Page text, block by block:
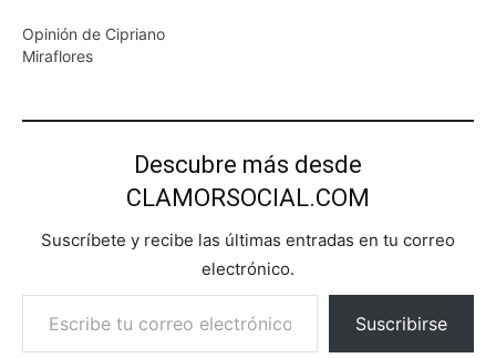
Opinión de Cipriano
Miraflores
Descubre más desde
CLAMORSOCIAL.COM
Suscríbete y recibe las últimas entradas en tu correo
electrónico.
Escribe tu correo electrónico…
Suscribirse